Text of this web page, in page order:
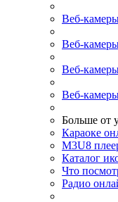
Веб-
Веб-
Веб-
Веб-
Больше от
Караоке
M3U8
Каталог
Что
Радио